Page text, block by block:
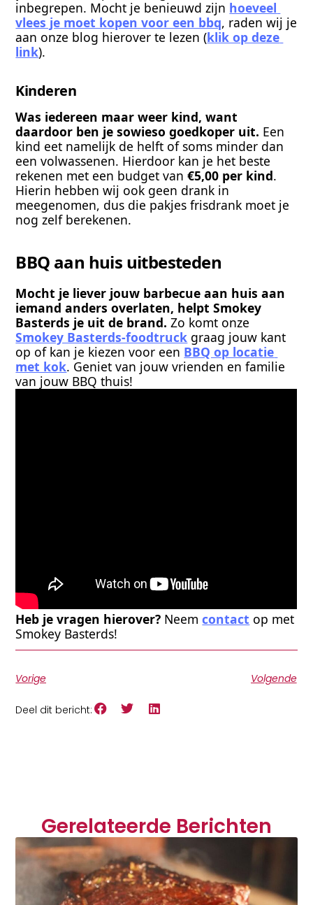
inbegrepen. Mocht je benieuwd zijn hoeveel
vlees je moet kopen voor een bbq, raden wij je
aan onze blog hierover te lezen (klik op deze
link).
Kinderen
Was iedereen maar weer kind, want
daardoor ben je sowieso goedkoper uit. Een
kind eet namelijk de helft of soms minder dan
een volwassenen. Hierdoor kan je het beste
rekenen met een budget van €5,00 per kind.
Hierin hebben wij ook geen drank in
meegenomen, dus die pakjes frisdrank moet je
nog zelf berekenen.
BBQ aan huis uitbesteden
Mocht je liever jouw barbecue aan huis aan
iemand anders overlaten, helpt Smokey
Basterds je uit de brand.
Smokey Basterds-foodtruck graag jouw kant
op of kan je kiezen voor een BBQ op locatie
met kok. Geniet van jouw vrienden en familie
van jouw BBQ thuis!
Heb je vragen hierover? Neem contact op met
Smokey Basterds!
Vorige Volgende
Deel dit bericht:
Gerelateerde Berichten